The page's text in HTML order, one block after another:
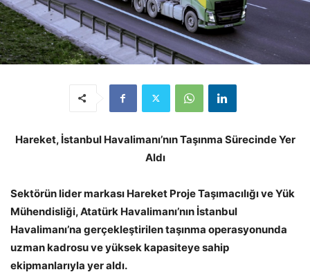
Hareket, İstanbul Havalimanı’nın Taşınma Sürecinde Yer
Aldı
Sektörün lider markası Hareket Proje Taşımacılığı ve Yük
Mühendisliği, Atatürk Havalimanı’nın İstanbul
Havalimanı’na gerçekleştirilen taşınma operasyonunda
uzman kadrosu ve yüksek kapasiteye sahip
ekipmanlarıyla yer aldı.